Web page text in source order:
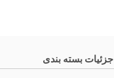
جزئیات بسته بندی